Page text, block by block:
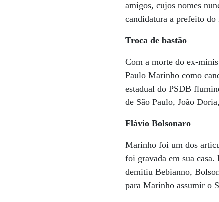
amigos, cujos nomes
candidatura a prefeito
Troca de bastão
Com a morte do ex-
Paulo Marinho como
estadual do PSDB
de São Paulo, João
Flávio Bolsonaro
Marinho foi um dos
foi gravada em sua
demitiu Bebianno,
para Marinho assumir o